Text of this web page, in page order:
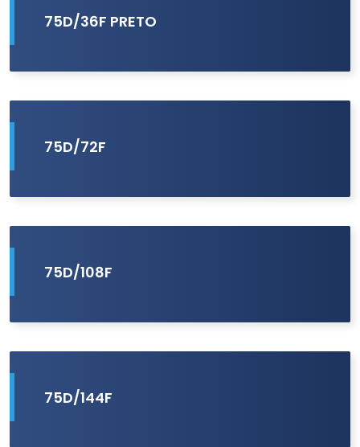
75D/36F PRETO
75D/72F
75D/108F
75D/144F